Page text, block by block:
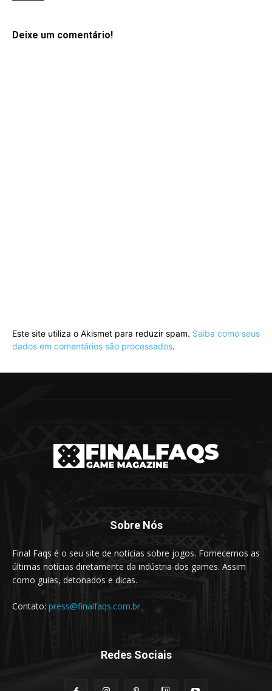
Deixe um comentário!
Este site utiliza o Akismet para reduzir spam. Saiba como seus
dados em comentários são processados.
Sobre Nós
Final Faqs é o seu site de notícias sobre jogos. Fornecemos as
últimas notícias diretamente da indústria dos games. Assim
como guias, detonados e dicas.
Contato: press@finalfaqs.com.br
Redes Sociais